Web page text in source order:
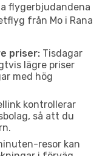
flygerbjudandena
från Mo i Rana
priser: Tisdagar
lägre priser
med hög
kontrollerar
så att du
resor kan